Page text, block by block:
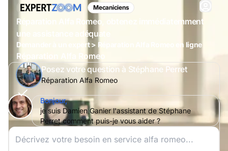
Mecaniciens
Réparation Alfa Romeo, obtenez immédiatemment
une assistance adéquate
Demander à un expert > Réparation Alfa Romeo en ligne
Réparation Alfa Romeo
Posez votre question à Stéphane Perret
Réparation Alfa Romeo
Bonjour,
je suis Damien Ganier l'assistant de Stéphane
Perret comment puis-je vous aider ?